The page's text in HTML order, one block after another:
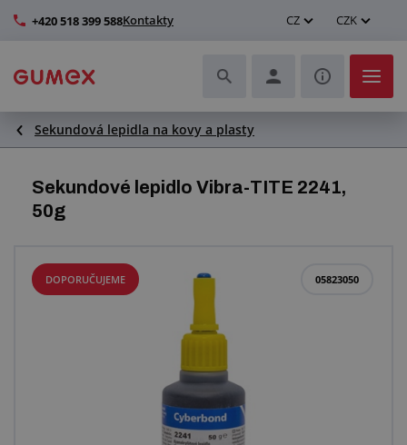
+420 518 399 588Kontakty CZ CZK
Hadice a jejich kompletace
Profily a výroba těsnění
Dopravníkové pásy a montáž
Zlepšení pracovního prostředí
Další pryžové a plastové výrobky
Sekundová lepidla na kovy a plasty
Sekundové lepidlo Vibra-TITE 2241,
50g
05823050
DOPORUČUJEME